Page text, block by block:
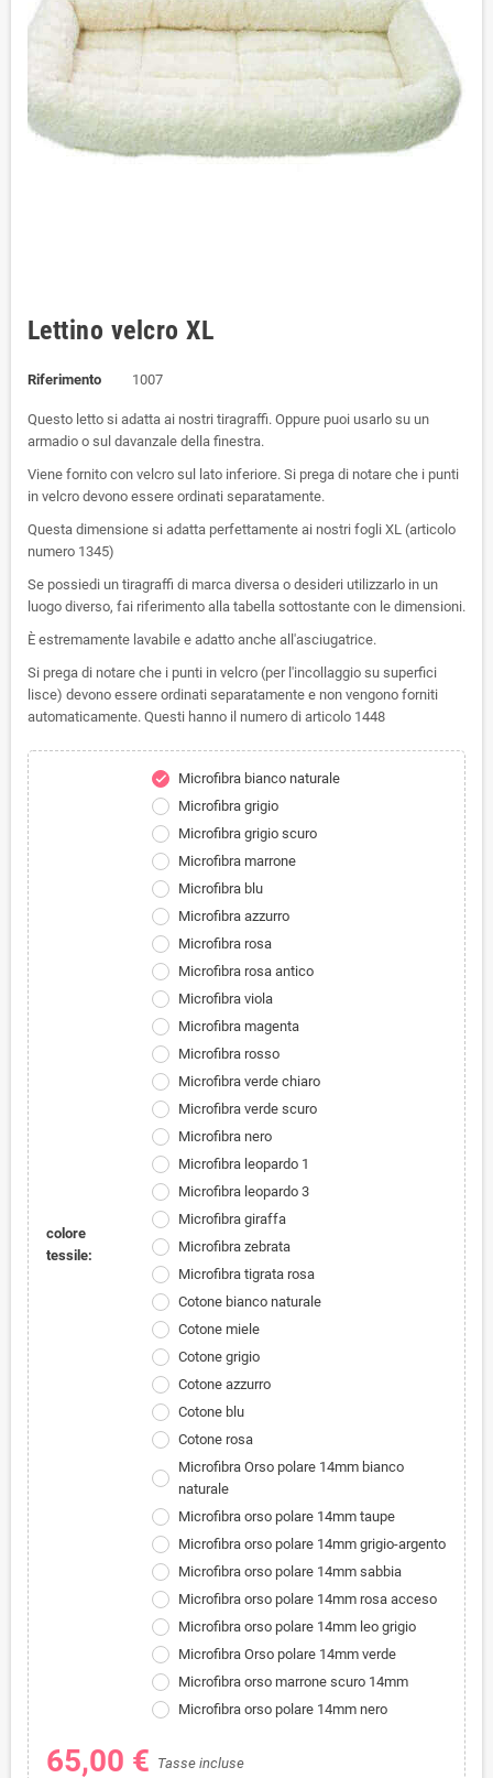
Lettino velcro XL
Riferimento 1007
Questo letto si adatta ai nostri tiragraffi. Oppure puoi usarlo su un
armadio o sul davanzale della finestra.
Viene fornito con velcro sul lato inferiore. Si prega di notare che i punti
in velcro devono essere ordinati separatamente.
Questa dimensione si adatta perfettamente ai nostri fogli XL (articolo
numero 1345)
Se possiedi un tiragraffi di marca diversa o desideri utilizzarlo in un
luogo diverso, fai riferimento alla tabella sottostante con le dimensioni.
È estremamente lavabile e adatto anche all'asciugatrice.
Si prega di notare che i punti in velcro (per l'incollaggio su superfici
lisce) devono essere ordinati separatamente e non vengono forniti
automaticamente. Questi hanno il numero di articolo 1448
colore
tessile:
check
Microfibra bianco naturale
Microfibra grigio
Microfibra grigio scuro
Microfibra marrone
Microfibra blu
Microfibra azzurro
Microfibra rosa
Microfibra rosa antico
Microfibra viola
Microfibra magenta
Microfibra rosso
Microfibra verde chiaro
Microfibra verde scuro
Microfibra nero
Microfibra leopardo 1
Microfibra leopardo 3
Microfibra giraffa
Microfibra zebrata
Microfibra tigrata rosa
Cotone bianco naturale
Cotone miele
Cotone grigio
Cotone azzurro
Cotone blu
Cotone rosa
Microfibra Orso polare 14mm bianco
naturale
Microfibra orso polare 14mm taupe
Microfibra orso polare 14mm grigio-argento
Microfibra orso polare 14mm sabbia
Microfibra orso polare 14mm rosa acceso
Microfibra orso polare 14mm leo grigio
Microfibra Orso polare 14mm verde
Microfibra orso marrone scuro 14mm
Microfibra orso polare 14mm nero
65,00 € Tasse incluse